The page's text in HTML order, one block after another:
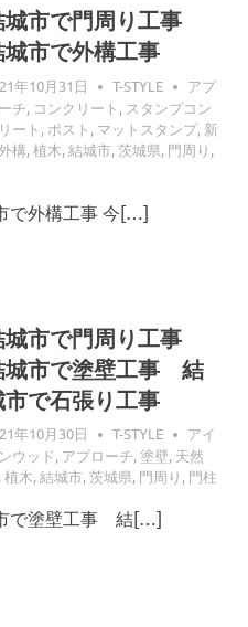
城市で門周り工事
城市で外構工事
年10月31日 T-STYLE
アプ
チ, コンクリート , スタンプコン
ート , ポスト , マットスタンプ, 新
構,植木,結城市,茨城県, 門周り ,
で外構工事 今[…]
城市で門周り工事
城市で塗壁工事 結
市で石張り工事
年10月30日 T-STYLE
アイ
ウッド, アプローチ,塗壁, 天然
,植木,結城市,茨城県, 門周り , 門柱
で塗壁工事 結[…]